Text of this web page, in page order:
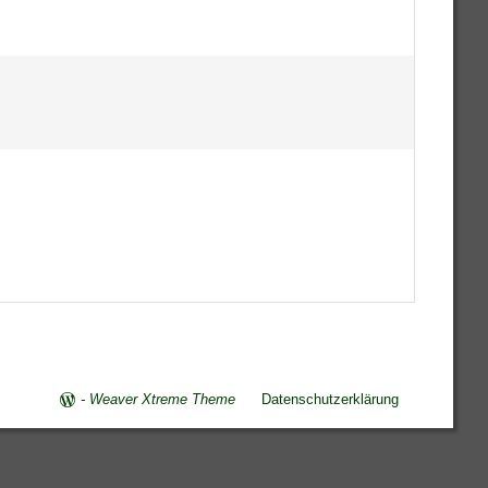
- Weaver Xtreme Theme Datenschutzerklärung